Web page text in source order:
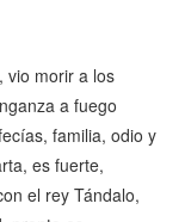
vio morir a los
a fuego
familia, odio y
es fuerte,
el rey Tándalo,